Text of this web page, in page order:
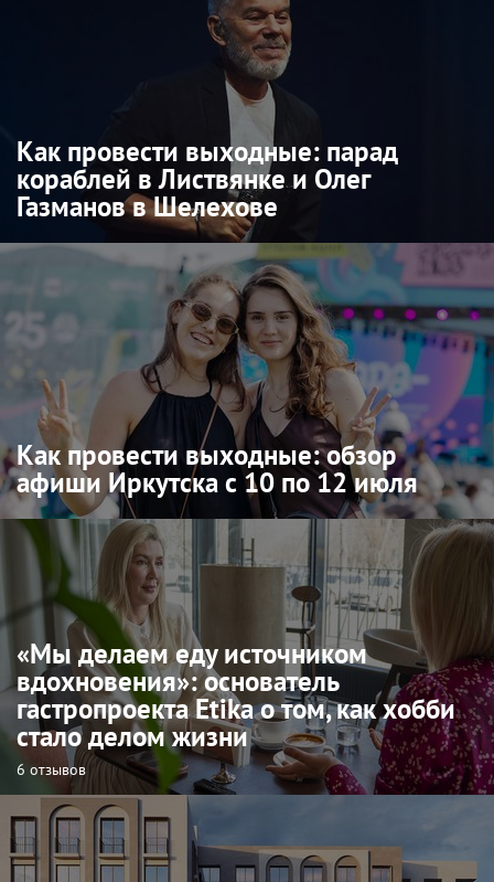
Как провести выходные: парад
кораблей в Листвянке и Олег
Газманов в Шелехове
Как провести выходные: обзор
афиши Иркутска с 10 по 12 июля
«Мы делаем еду источником
вдохновения»: основатель
гастропроекта Etika о том, как хобби
стало делом жизни
6 отзывов